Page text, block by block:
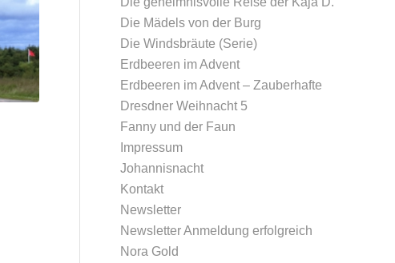
Die Mädels von der Burg
Die Windsbräute (Serie)
Erdbeeren im Advent
Erdbeeren im Advent – Zauberhafte
Dresdner Weihnacht 5
Fanny und der Faun
Impressum
Johannisnacht
Kontakt
Newsletter
Newsletter Anmeldung erfolgreich
Nora Gold